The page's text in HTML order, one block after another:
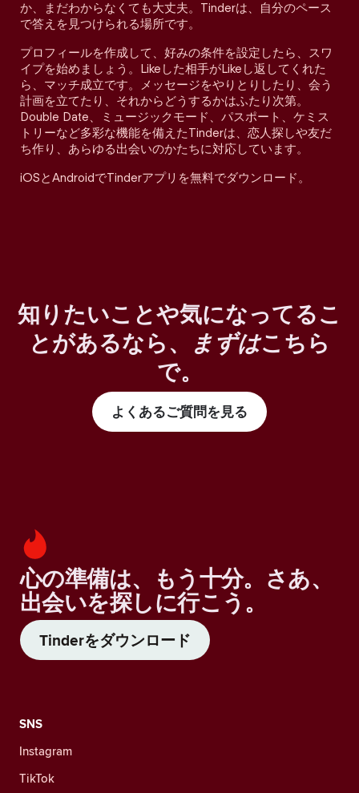
か、まだわからなくても大丈夫。Tinderは、自分のペース
で答えを見つけられる場所です。
プロフィールを作成して、好みの条件を設定したら、スワ
イプを始めましょう。Likeした相手がLikeし返してくれた
ら、マッチ成立です。メッセージをやりとりしたり、会う
計画を立てたり、それからどうするかはふたり次第。
Double Date、ミュージックモード、パスポート、ケミス
トリーなど多彩な機能を備えたTinderは、恋人探しや友だ
ち作り、あらゆる出会いのかたちに対応しています。
iOSとAndroidでTinderアプリを無料でダウンロード。
知りたいことや気になってるこ
とがあるなら、
まずはこちら
で。
よくあるご質問を見る
心の準備は、もう十分。さあ、
出会いを探しに行こう。
Tinderをダウンロード
SNS
Instagram
TikTok